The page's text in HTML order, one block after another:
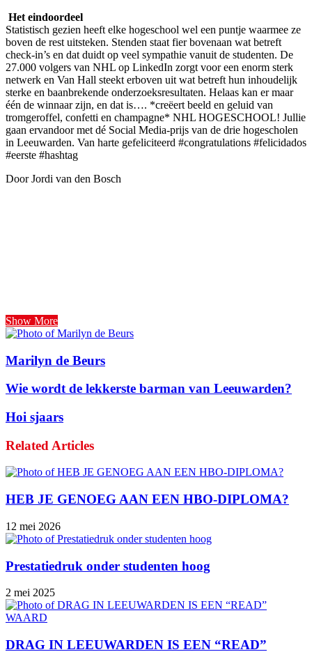
Het eindoordeel
Statistisch gezien heeft elke hogeschool wel een puntje waarmee ze
boven de rest uitsteken. Stenden staat fier bovenaan wat betreft
check-in’s en dat duidt op veel sympathie vanuit de studenten. De
27.000 volgers van NHL op LinkedIn zorgt voor een enorm sterk
netwerk en Van Hall steekt erboven uit wat betreft hun inhoudelijk
sterke en baanbrekende onderzoeksresultaten. Helaas kan er maar
één de winnaar zijn, en dat is…. *creëert beeld en geluid van
tromgeroffel, confetti en champagne* NHL HOGESCHOOL! Jullie
gaan ervandoor met dé Social Media-prijs van de drie hogescholen
in Leeuwarden. Van harte gefeliciteerd #congratulations #felicidados
#eerste #hashtag
Door Jordi van den Bosch
Show More
Marilyn de Beurs
Wie wordt de lekkerste barman van Leeuwarden?
Hoi sjaars
Related Articles
HEB JE GENOEG AAN EEN HBO-DIPLOMA?
12 mei 2026
Prestatiedruk onder studenten hoog
2 mei 2025
DRAG IN LEEUWARDEN IS EEN “READ”